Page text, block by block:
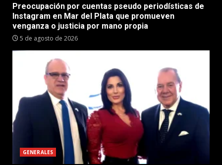
Preocupación por cuentas pseudo periodísticas de
Instagram en Mar del Plata que promueven
venganza o justicia por mano propia
5 de agosto de 2026
GENERALES